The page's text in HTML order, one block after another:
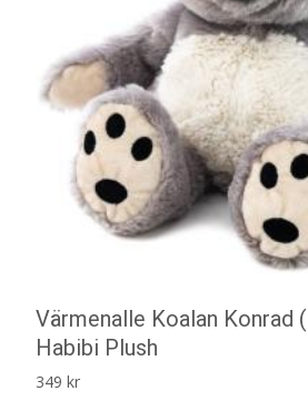
Värmenalle Koalan Konrad
Habibi Plush
349 kr